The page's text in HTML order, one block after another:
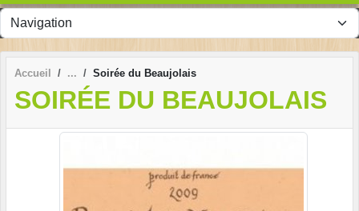
Accueil Soirée du Beaujolais
SOIRÉE DU BEAUJOLAIS